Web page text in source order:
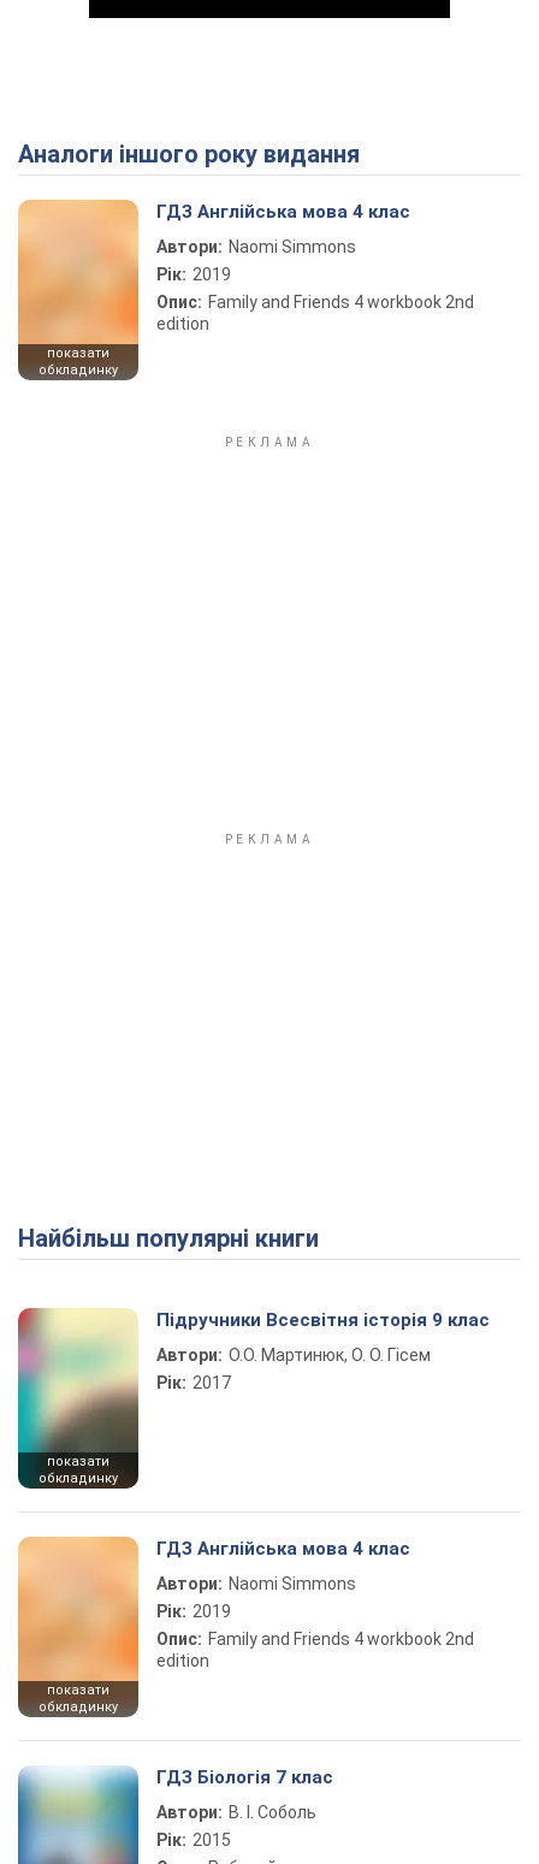
Play Video
Аналоги іншого року видання
показати
обкладинку
ГДЗ Англійська мова 4 клас
Автори: Naomi Simmons
Рік: 2019
Опис: Family and Friends 4 workbook 2nd
edition
Найбільш популярні книги
показати
обкладинку
Підручники Всесвітня історія 9 клас
Автори: О.О. Мартинюк, О. О. Гісем
Рік: 2017
показати
обкладинку
ГДЗ Англійська мова 4 клас
Автори: Naomi Simmons
Рік: 2019
Опис: Family and Friends 4 workbook 2nd
edition
ГДЗ Біологія 7 клас
Автори: В. І. Соболь
Рік: 2015